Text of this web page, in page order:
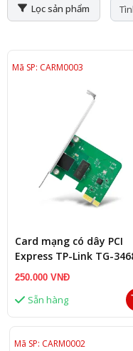
Lọc sản phẩm
Mã SP: CARM0003
Card mạng có dây PCI
Express TP-Link TG-
Lan 1000MB/s
250.000 VNĐ
Sẵn hàng
Mã SP: CARM0002